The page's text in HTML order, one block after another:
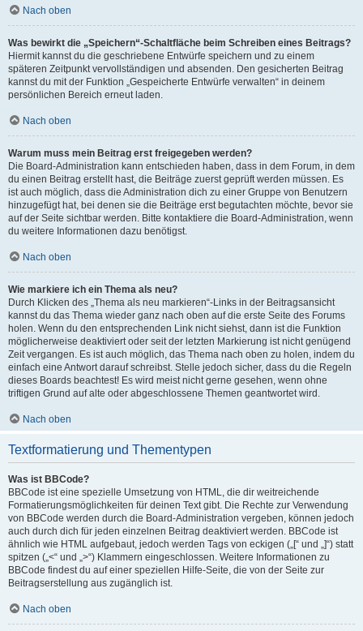
Nach oben
Was bewirkt die „Speichern“-Schaltfläche beim Schreiben eines Beitrags?
Hiermit kannst du die geschriebene Entwürfe speichern und zu einem
späteren Zeitpunkt vervollständigen und absenden. Den gesicherten Beitrag
kannst du mit der Funktion „Gespeicherte Entwürfe verwalten“ in deinem
persönlichen Bereich erneut laden.
Nach oben
Warum muss mein Beitrag erst freigegeben werden?
Die Board-Administration kann entschieden haben, dass in dem Forum, in dem
du einen Beitrag erstellt hast, die Beiträge zuerst geprüft werden müssen. Es
ist auch möglich, dass die Administration dich zu einer Gruppe von Benutzern
hinzugefügt hat, bei denen sie die Beiträge erst begutachten möchte, bevor sie
auf der Seite sichtbar werden. Bitte kontaktiere die Board-Administration, wenn
du weitere Informationen dazu benötigst.
Nach oben
Wie markiere ich ein Thema als neu?
Durch Klicken des „Thema als neu markieren“-Links in der Beitragsansicht
kannst du das Thema wieder ganz nach oben auf die erste Seite des Forums
holen. Wenn du den entsprechenden Link nicht siehst, dann ist die Funktion
möglicherweise deaktiviert oder seit der letzten Markierung ist nicht genügend
Zeit vergangen. Es ist auch möglich, das Thema nach oben zu holen, indem du
einfach eine Antwort darauf schreibst. Stelle jedoch sicher, dass du die Regeln
dieses Boards beachtest! Es wird meist nicht gerne gesehen, wenn ohne
triftigen Grund auf alte oder abgeschlossene Themen geantwortet wird.
Nach oben
Textformatierung und Thementypen
Was ist BBCode?
BBCode ist eine spezielle Umsetzung von HTML, die dir weitreichende
Formatierungsmöglichkeiten für deinen Text gibt. Die Rechte zur Verwendung
von BBCode werden durch die Board-Administration vergeben, können jedoch
auch durch dich für jeden einzelnen Beitrag deaktiviert werden. BBCode ist
ähnlich wie HTML aufgebaut, jedoch werden Tags von eckigen („[“ und „]“) statt
spitzen („<“ und „>“) Klammern eingeschlossen. Weitere Informationen zu
BBCode findest du auf einer speziellen Hilfe-Seite, die von der Seite zur
Beitragserstellung aus zugänglich ist.
Nach oben